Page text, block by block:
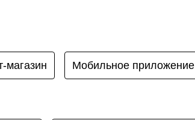
магазин Мобильное приложение